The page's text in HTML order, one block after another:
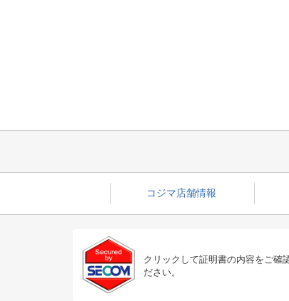
コジマ店舗情報
クリックして証明書の内容をご確
ださい。